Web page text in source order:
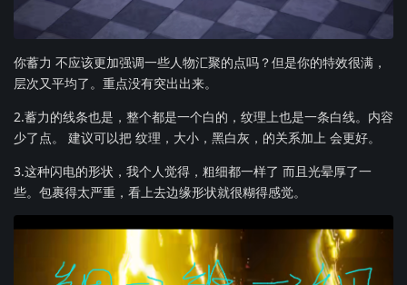
你蓄力 不应该更加强调一些人物汇聚的点吗？但是你的特效很满，
层次又平均了。重点没有突出出来。
2.蓄力的线条也是，整个都是一个白的，纹理上也是一条白线。内容
少了点。 建议可以把 纹理，大小，黑白灰，的关系加上 会更好。
3.这种闪电的形状，我个人觉得，粗细都一样了 而且光晕厚了一
些。包裹得太严重，看上去边缘形状就很糊得感觉。